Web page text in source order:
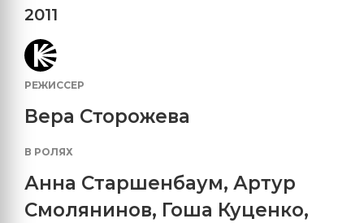
2011
РЕЖИССЕР
Вера Сторожева
В РОЛЯХ
Анна Старшенбаум, Артур
Смолянинов, Гоша Куценко,